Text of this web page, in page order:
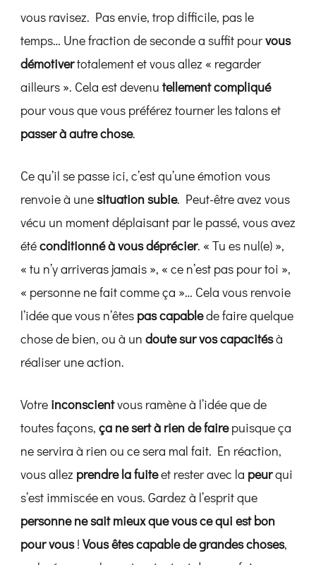
vous ravisez. Pas envie, trop difficile, pas le
temps… Une fraction de seconde a suffit pourvous
démotivertotalement et vous allez « regarder
ailleurs ». Cela est devenu tellement compliqué
pour vous que vous préférez tourner les talons et
passer à autre chose.
Ce qu’il se passe ici, c’est qu’une émotion vous
renvoie à unesituation subie. Peut-être avez vous
vécu un moment déplaisant par le passé, vous avez
étéconditionné à vous déprécier. « Tu es nul(e) »,
« tu n’y arriveras jamais », « ce n’est pas pour toi »,
« personne ne fait comme ça »… Cela vous renvoie
l’idée que vous n’êtes pas capablede faire quelque
chose de bien, ou à un doute sur vos capacitésà
réaliser une action.
Votre inconscientvous ramène à l’idée que de
toutes façons, ça ne sert à rien de fairepuisque ça
ne servira à rien ou ce sera mal fait. En réaction,
vous allez prendre la fuiteet rester avec la peurqui
s’est immiscée en vous. Gardez à l’esprit que
personne ne sait mieux que vous ce qui est bon
pour vous! Vous êtes capable de grandes choses,